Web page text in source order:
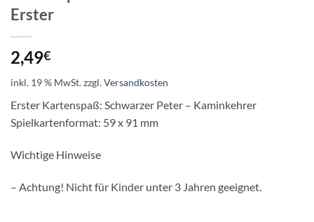
Erster
2,49€
inkl. 19 % MwSt.zzgl.Versandkosten
Erster Kartenspaß: Schwarzer Peter – Kaminkehrer
Spielkartenformat: 59 x 91 mm
Wichtige Hinweise
– Achtung! Nicht für Kinder unter 3 Jahren geeignet.